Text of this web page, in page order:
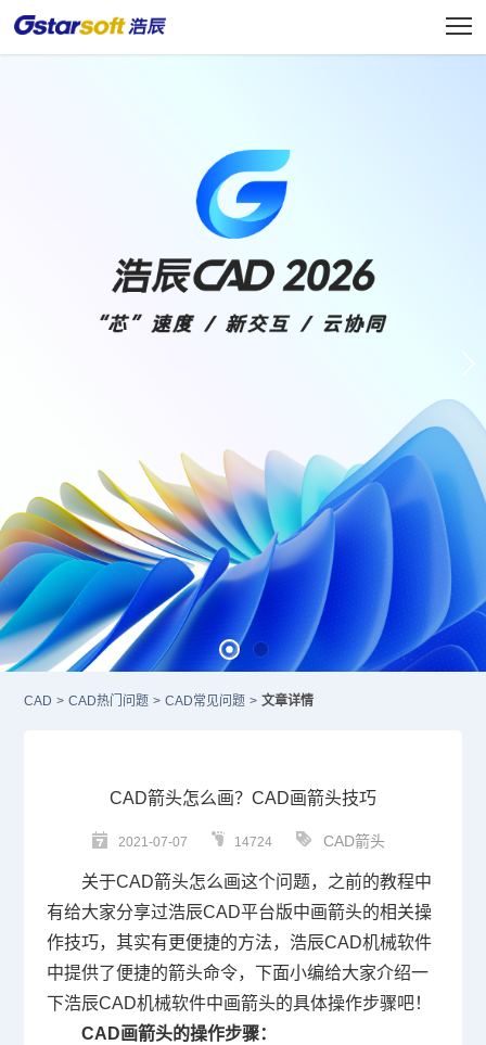
CAD > CAD热门问题 > CAD常见问题 > 文章详情
CAD箭头怎么画？CAD画箭头技巧
2021-07-07 14724 CAD箭头
关于CAD箭头怎么画这个问题，之前的教程中
有给大家分享过浩辰CAD平台版中画箭头的相关操
作技巧，其实有更便捷的方法，浩辰CAD机械软件
中提供了便捷的箭头命令，下面小编给大家介绍一
下浩辰CAD机械软件中画箭头的具体操作步骤吧！
CAD画箭头的操作步骤：